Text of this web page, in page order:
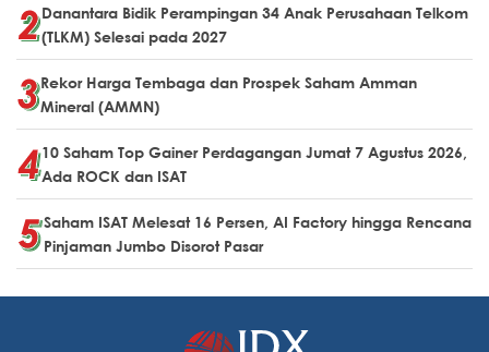
Danantara Bidik Perampingan 34 Anak Perusahaan Telkom
(TLKM) Selesai pada 2027
Rekor Harga Tembaga dan Prospek Saham Amman
Mineral (AMMN)
10 Saham Top Gainer Perdagangan Jumat 7 Agustus 2026,
Ada ROCK dan ISAT
Saham ISAT Melesat 16 Persen, AI Factory hingga Rencana
Pinjaman Jumbo Disorot Pasar